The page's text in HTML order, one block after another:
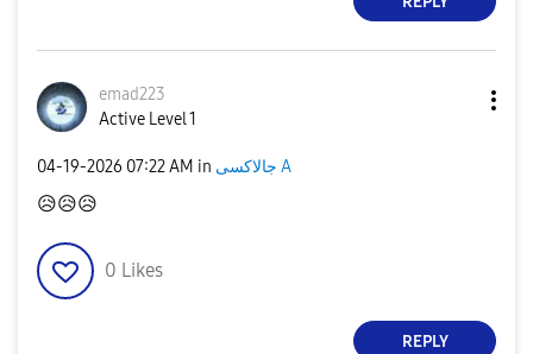
emad223
Active Level 1
‎04-19-2026 07:22 AM in جالاكسى A
😥😥😥
0 Likes
REPLY